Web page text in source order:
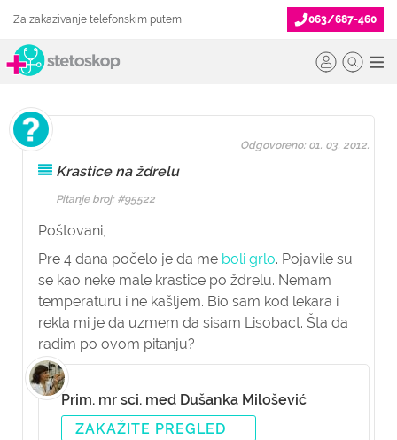
Za zakazivanje telefonskim putem 063/687-460
Krastice na ždrelu
Pitanje broj: #95522
Poštovani,
Pre 4 dana počelo je da me boli grlo. Pojavile su
se kao neke male krastice po ždrelu. Nemam
temperaturu i ne kašljem. Bio sam kod lekara i
rekla mi je da uzmem da sisam Lisobact. Šta da
radim po ovom pitanju?
Odgovoreno: 01. 03. 2012.
Prim. mr sci. med Dušanka Milošević
ZAKAŽITE PREGLED